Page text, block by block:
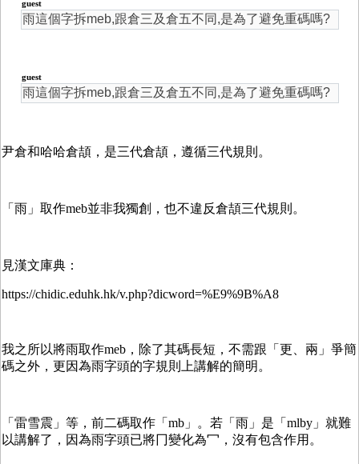
guest
雨這個字拆meb,跟倉三及倉五不同,是為了避免重碼嗎?
guest
雨這個字拆meb,跟倉三及倉五不同,是為了避免重碼嗎?
尹倉和哈哈倉頡，是三代倉頡，遵循三代規則。
「雨」取作meb並非我獨創，也不違反倉頡三代規則。
見漢文庫典：
https://chidic.eduhk.hk/v.php?dicword=%E9%9B%A8
我之所以將雨取作meb，除了其碼長短，不需跟「更、兩」爭簡
碼之外，更因為雨字頭的字規則上講解的簡明。
「雷雪震」等，前二碼取作「mb」。若「雨」是「mlby」就難
以講解了，因為雨字頭已將冂變化為冖，沒有包含作用。